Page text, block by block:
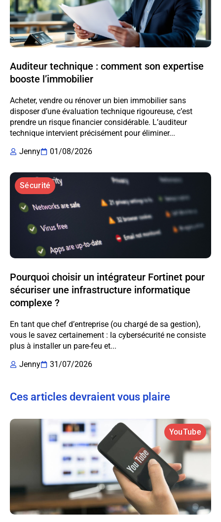
Auditeur technique : comment son expertise
booste l’immobilier
Acheter, vendre ou rénover un bien immobilier sans
disposer d’une évaluation technique rigoureuse, c’est
prendre un risque financier considérable. L’auditeur
technique intervient précisément pour éliminer...
Jenny
01/08/2026
Sécurité
Pourquoi choisir un intégrateur Fortinet pour
sécuriser une infrastructure informatique
complexe ?
En tant que chef d’entreprise (ou chargé de sa gestion),
vous le savez certainement : la cybersécurité ne consiste
plus à installer un pare-feu et...
Jenny
31/07/2026
Ces articles devraient vous plaire
YouTube